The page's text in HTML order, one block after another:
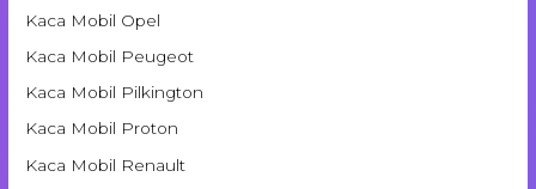
Kaca Mobil Opel
Kaca Mobil Peugeot
Kaca Mobil Pilkington
Kaca Mobil Proton
Kaca Mobil Renault